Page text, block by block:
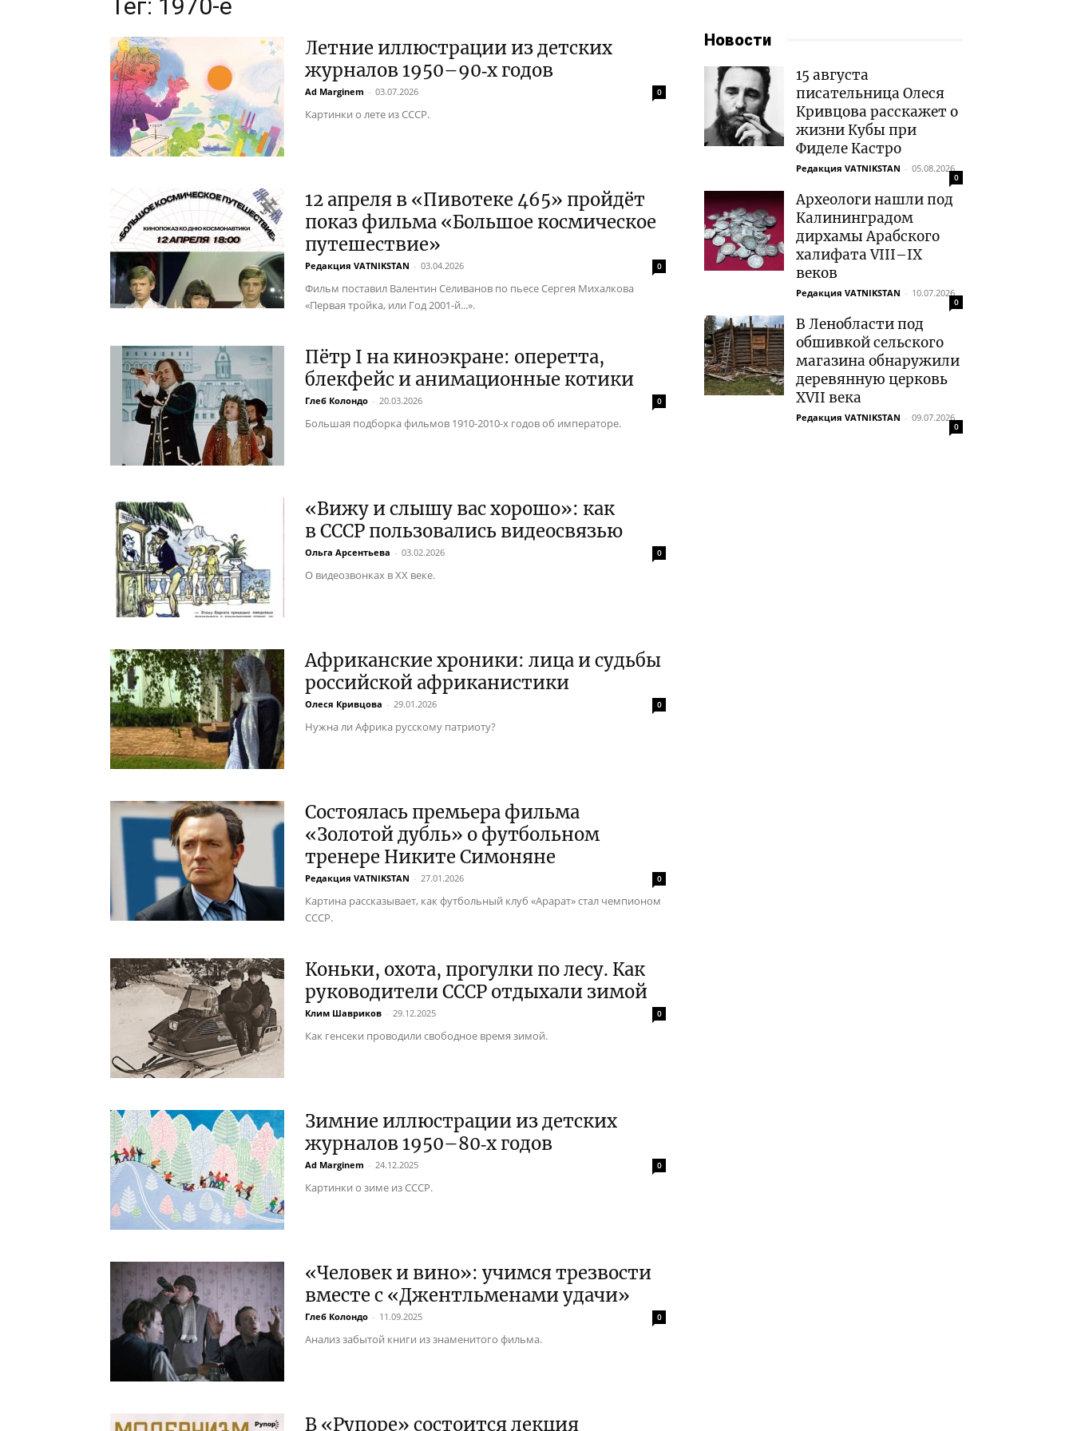
Тег: 1970-е
Летние иллюстрации из детских
журналов 1950–90‑х годов
Ad Marginem - 03.07.2026 0
Картинки о лете из СССР.
12 апреля в «Пивотеке 465» пройдёт
показ фильма «Большое космическое
путешествие»
Редакция VATNIKSTAN - 03.04.2026 0
Фильм поставил Валентин Селиванов по пьесе Сергея Михалкова
«Первая тройка, или Год 2001-й...».
Пётр I на киноэкране: оперетта,
блекфейс и анимационные котики
Глеб Колондо - 20.03.2026 0
Большая подборка фильмов 1910-2010-х годов об императоре.
«Вижу и слышу вас хорошо»: как
в СССР пользовались видеосвязью
Ольга Арсентьева - 03.02.2026 0
О видеозвонках в XX веке.
Африканские хроники: лица и судьбы
российской африканистики
Олеся Кривцова - 29.01.2026 0
Нужна ли Африка русскому патриоту?
Состоялась премьера фильма
«Золотой дубль» о футбольном
тренере Никите Симоняне
Редакция VATNIKSTAN - 27.01.2026 0
Картина рассказывает, как футбольный клуб «Арарат» стал чемпионом
СССР.
Коньки, охота, прогулки по лесу. Как
руководители СССР отдыхали зимой
Клим Шавриков - 29.12.2025 0
Как генсеки проводили свободное время зимой.
Зимние иллюстрации из детских
журналов 1950–80‑х годов
Ad Marginem - 24.12.2025 0
Картинки о зиме из СССР.
«Человек и вино»: учимся трезвости
вместе с «Джентльменами удачи»
Глеб Колондо - 11.09.2025 0
Анализ забытой книги из знаменитого фильма.
В «Рупоре» состоится лекция
Новости
15 августа
писательница Олеся
Кривцова расскажет о
жизни Кубы при
Фиделе Кастро
Редакция VATNIKSTAN - 05.08.2026
0
Археологи нашли под
Калининградом
дирхамы Арабского
халифата VIII–IX
веков
Редакция VATNIKSTAN - 10.07.2026
0
В Ленобласти под
обшивкой сельского
магазина обнаружили
деревянную церковь
XVII века
Редакция VATNIKSTAN - 09.07.2026
0